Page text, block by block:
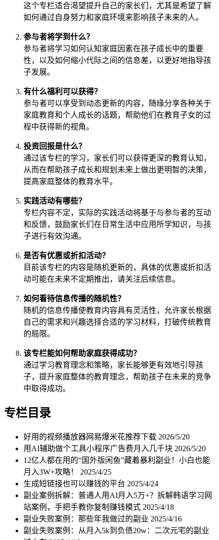
这个专栏适合渴望提升自己的家长们，尤其是希望了解
如何通过自身努力和家庭环境来影响孩子未来的人。
参与者将学到什么？
参与者将学习如何认知家庭因素在孩子成长中的重要
性，以及如何缩小代际之间的信息差，以更好地指导孩
子发展。
有什么福利可以获得？
参与者可以享受到动态更新的内容，随缘分享各种关于
家庭教育和个人成长的话题，帮助他们在教育子女的过
程中获得新的视角。
投资回报是什么？
通过该专栏的学习，家长们可以获得更深的教育认知，
从而在帮助孩子成长和规划未来上做出更明智的决策，
提高家庭整体的教育水平。
实践活动有哪些？
专栏内容不定，实际的实践活动将基于与参与者的互动
和反馈，鼓励家长们在日常生活中应用所学知识，与孩
子进行有效沟通。
是否有优惠或折扣活动？
目前该专栏的内容是随机更新的，具体的优惠或折扣活
动可能在未来不定期推出，请关注后续信息。
如何看待信息传播的随机性？
随机的信息传播使教育内容具有灵活性，允许家长根据
自己的需求和兴趣选择合适的学习材料，打破传统教育
的局限。
该专栏能如何帮助家庭获得成功？
通过学习教育理念和策略，家长能够更有效地引导孩
子，提升家庭整体的教育理念，帮助孩子在未来的竞争
中取得成功。
专栏目录
好用的视频播放器网易爆米花推荐下载 2026/5/20
用AI辅助做个工具小程序广告费月入几千块 2026/5/20
12亿人都在用的“国外版闲鱼”藏着暴利副业！小白也能
月入3W+攻略！ 2025/4/25
生成短链接也可以赚钱的平台 2025/4/24
副业案例拆解：普通人用AI月入5万+？拆解韩语学习网
站案例，手把手教你复制赚钱模式 2025/4/18
副业失败案例：那些年我做过的副业 2025/4/16
副业失败案例：从月入5k到负债20w：二次元宅的副业